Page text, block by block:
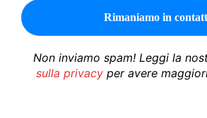
Non inviamo spam! Leggi la
sulla privacyper avere